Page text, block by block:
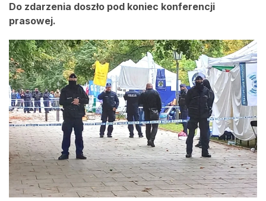
Do zdarzenia doszło pod koniec konferencji
prasowej.